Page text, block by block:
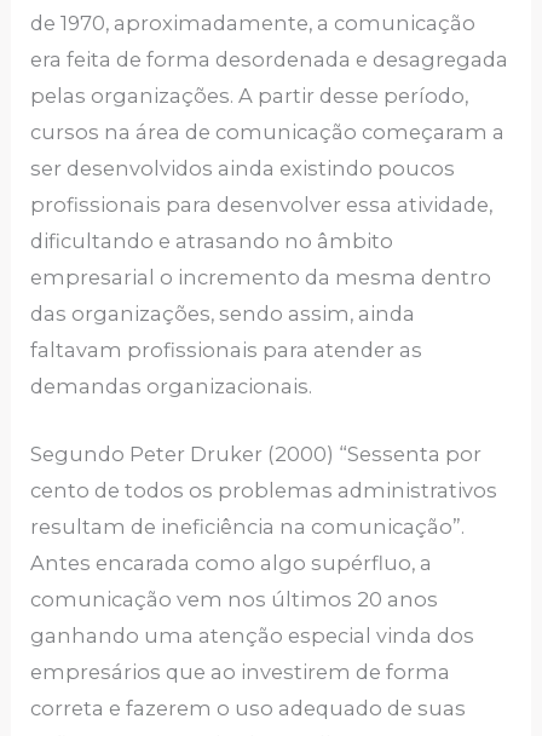
de 1970, aproximadamente, a comunicação
era feita de forma desordenada e desagregada
pelas organizações. A partir desse período,
cursos na área de comunicação começaram a
ser desenvolvidos ainda existindo poucos
profissionais para desenvolver essa atividade,
dificultando e atrasando no âmbito
empresarial o incremento da mesma dentro
das organizações, sendo assim, ainda
faltavam profissionais para atender as
demandas organizacionais.
Segundo Peter Druker (2000) “Sessenta por
cento de todos os problemas administrativos
resultam de ineficiência na comunicação”.
Antes encarada como algo supérfluo, a
comunicação vem nos últimos 20 anos
ganhando uma atenção especial vinda dos
empresários que ao investirem de forma
correta e fazerem o uso adequado de suas